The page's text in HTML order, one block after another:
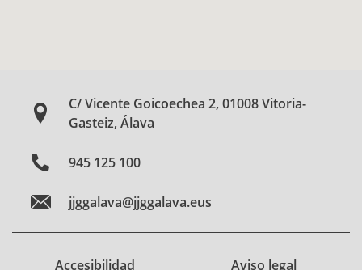
C/ Vicente Goicoechea 2, 01008 Vitoria-
Gasteiz, Álava
945 125 100
jjggalava@jjggalava.eus
Accesibilidad Aviso legal